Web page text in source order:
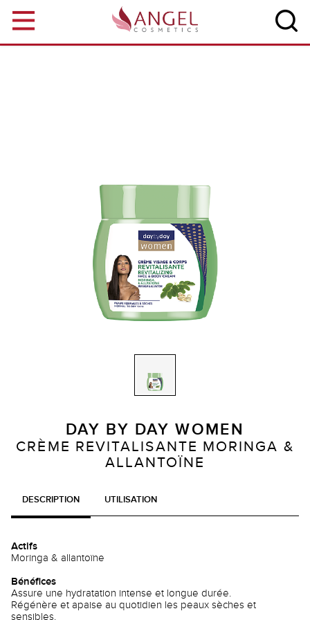
DAY BY DAY WOMEN
CRÈME REVITALISANTE MORINGA &
ALLANTOÏNE
DESCRIPTION UTILISATION
Actifs
Moringa & allantoïne
Bénéfices
Assure une hydratation intense et longue durée.
Régénère et apaise au quotidien les peaux sèches et
sensibles.